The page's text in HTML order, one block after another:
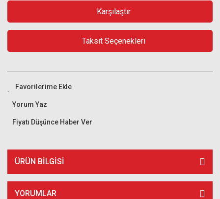
Karşılaştır
Taksit Seçenekleri
Yorum Yaz
Fiyatı Düşünce Haber Ver
ÜRÜN BILGISI
YORUMLAR